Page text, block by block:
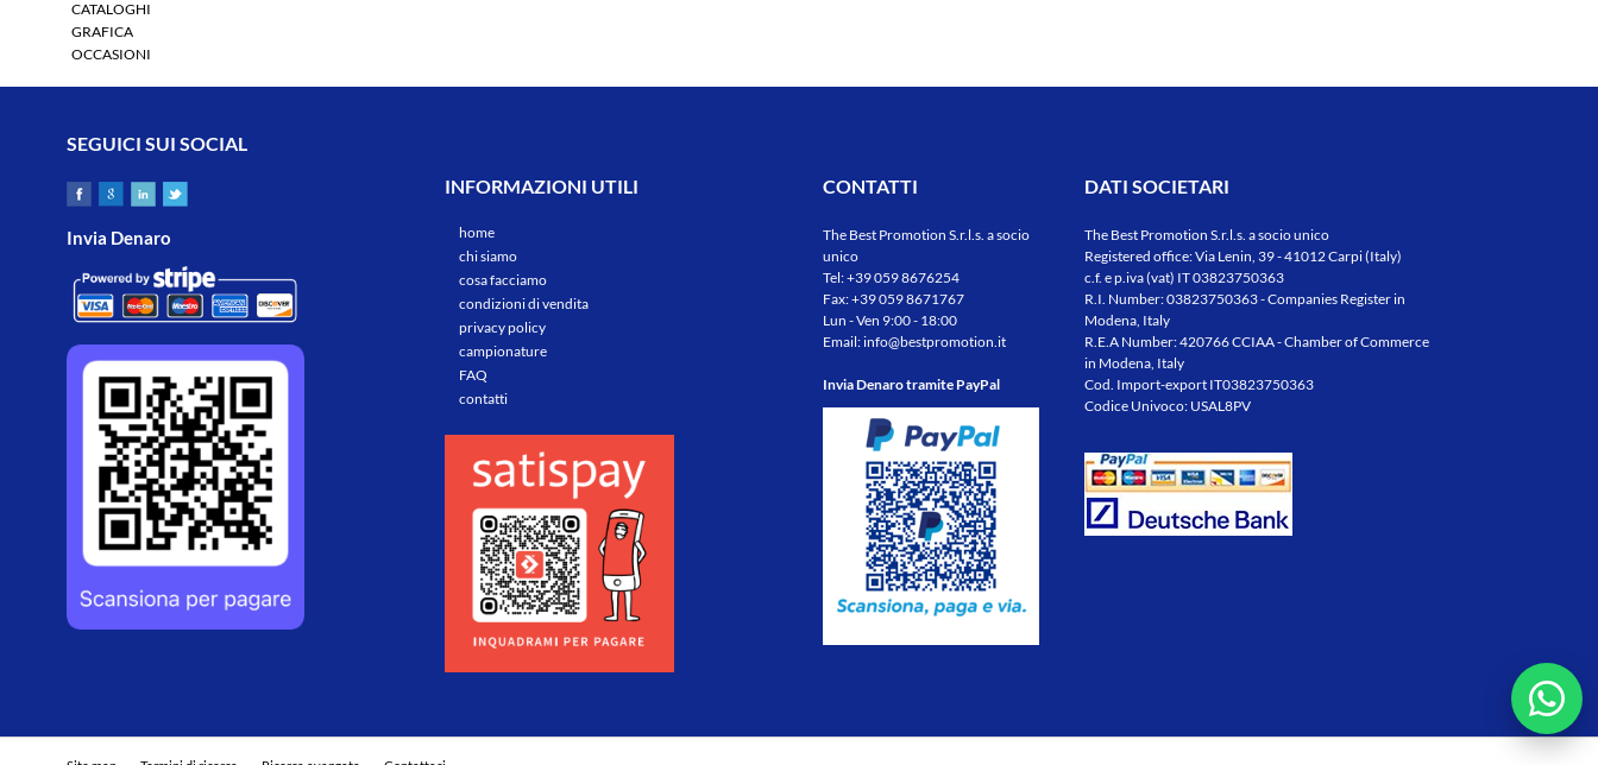
CATALOGHI
GRAFICA
OCCASIONI
SEGUICI SUI SOCIAL
Invia Denaro
INFORMAZIONI UTILI
home
chi siamo
cosa facciamo
condizioni di vendita
privacy policy
campionature
FAQ
contatti
CONTATTI
The Best Promotion S.r.l.s. a socio
unico
Tel:+39 059 8676254
Fax: +39 059 8671767
Lun - Ven 9:00 - 18:00
Email:info@bestpromotion.it
Invia Denaro tramite PayPal
DATI SOCIETARI
The Best Promotion S.r.l.s. a socio unico
Registered office: Via Lenin, 39 - 41012 Carpi (Italy)
c.f. e p.iva (vat) IT 03823750363
R.I. Number: 03823750363 - Companies Register in
Modena, Italy
R.E.A Number: 420766 CCIAA - Chamber of Commerce
in Modena, Italy
Cod. Import-export IT03823750363
Codice Univoco: USAL8PV